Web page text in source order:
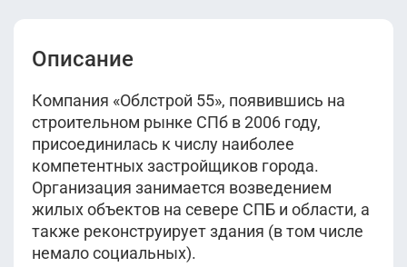
Описание
Компания «Облстрой 55», появившись на
строительном рынке СПб в 2006 году,
присоединилась к числу наиболее
компетентных застройщиков города.
Организация занимается возведением
жилых объектов на севере СПБ и области, а
также реконструирует здания (в том числе
немало социальных).